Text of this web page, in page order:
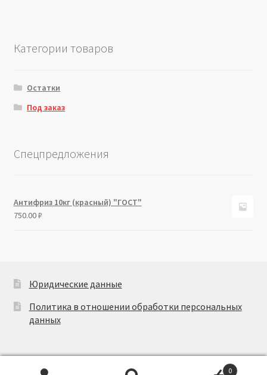
Категории товаров
Остатки
Под заказ
Спецпредложения
Антифриз 10кг (красный) "ГОСТ"
750.00₽
Юридические данные
Политика в отношении обработки персональных
данных
0